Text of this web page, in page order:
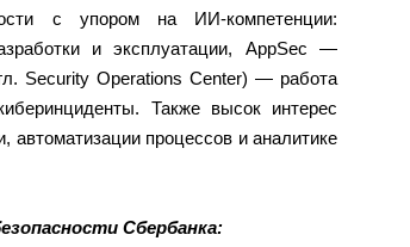
с упором на ИИ-компетенции:
и эксплуатации, AppSec ―
Security Operations Center) ― работа
Также высок интерес
автоматизации процессов и аналитике
Сбербанка: